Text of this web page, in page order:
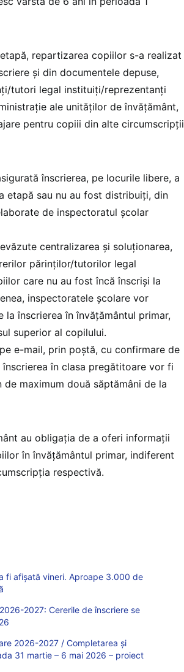
repartizarea copiilor s-a realizat
și din documentele depuse,
tutori legal instituiți/reprezentanți
ale unităților de învățământ,
pentru copiii din alte circumscripții
înscrierea, pe locurile libere, a
etapă sau nu au fost distribuiți, din
de inspectoratul școlar
centralizarea și soluționarea,
părinților/tutorilor legal
care nu au fost încă înscriși la
inspectoratele școlare vor
înscrierea în învățământul primar,
superior al copilului.
e-mail, prin poștă, cu confirmare de
în clasa pregătitoare vor fi
maximum două săptămâni de la
au obligația de a oferi informații
în învățământul primar, indiferent
respectivă.
fi afişată vineri. Aproape 3.000 de
2027: Cererile de înscriere se
2026-2027 / Completarea și
31 martie – 6 mai 2026 – proiect